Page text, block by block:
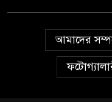
আমাদের